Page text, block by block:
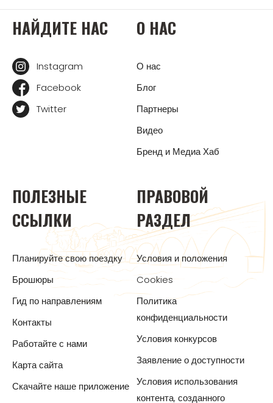
НАЙДИТЕ НАС
Instagram
Facebook
Twitter
О НАС
О нас
Блог
Партнеры
Видео
Бренд и Медиа Хаб
ПОЛЕЗНЫЕ
ССЫЛКИ
Планируйте свою поездку
Брошюры
Гид по направлениям
Контакты
Работайте с нами
Карта сайта
Скачайте наше приложение
ПРАВОВОЙ
РАЗДЕЛ
Условия и положения
Cookies
Политика
конфиденциальности
Условия конкурсов
Заявление о доступности
Условия использования
контента, созданного